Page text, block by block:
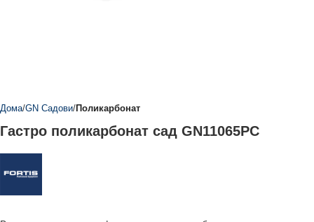
Дома GN Садови Поликарбонат
Гастро поликарбонат сад GN11065PC